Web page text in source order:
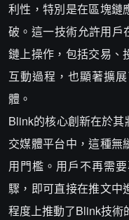
利性，特別是在區塊鏈
破。這一技術允許用戶
鏈上操作，包括交易、
互動過程，也顯著擴
體。
Blink的核心創新在於
交媒體平台中，這種無
用門檻。用戶不再需
驟，即可直接在推文中
程度上推動了Blink技術